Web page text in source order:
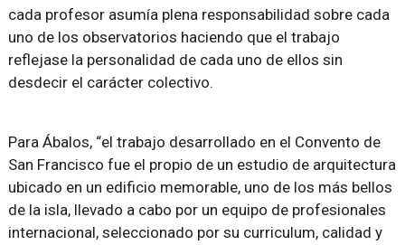
cada profesor asumía plena responsabilidad sobre cada
uno de los observatorios haciendo que el trabajo
reflejase la personalidad de cada uno de ellos sin
desdecir el carácter colectivo.
Para Ábalos, “el trabajo desarrollado en el Convento de
San Francisco fue el propio de un estudio de arquitectura
ubicado en un edificio memorable, uno de los más bellos
de la isla, llevado a cabo por un equipo de profesionales
internacional, seleccionado por su curriculum, calidad y